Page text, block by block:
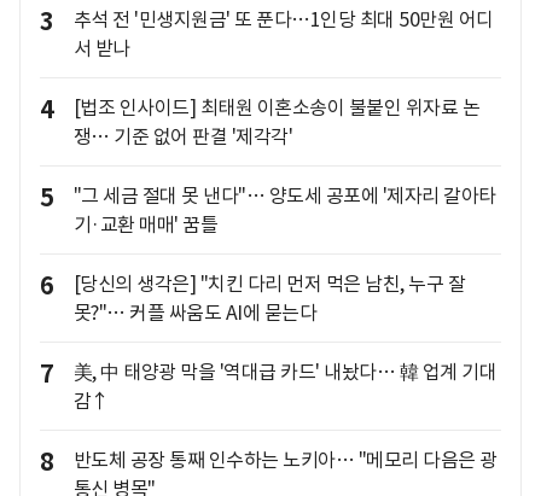
3
추석 전 '민생지원금' 또 푼다…1인당 최대 50만원 어디
서 받나
4
[법조 인사이드] 최태원 이혼소송이 불붙인 위자료 논
쟁… 기준 없어 판결 '제각각'
5
"그 세금 절대 못 낸다"… 양도세 공포에 '제자리 갈아타
기·교환 매매' 꿈틀
6
[당신의 생각은] "치킨 다리 먼저 먹은 남친, 누구 잘
못?"… 커플 싸움도 AI에 묻는다
7
美, 中 태양광 막을 '역대급 카드' 내놨다… 韓 업계 기대
감↑
8
반도체 공장 통째 인수하는 노키아… "메모리 다음은 광
통신 병목"